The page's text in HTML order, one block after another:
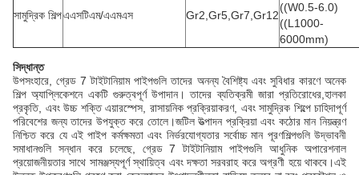
সামুদ্রিক শিল্পএএসটিএম/এএমএস Gr2,Gr5,Gr7,Gr12
((W0.5-6.0)
((L1000-
6000mm)
সিদ্ধান্ত
উপসংহারে, গ্রেড 7 টাইটানিয়াম পাইপগুলি তাদের অনন্য বৈশিষ্ট্য এবং সুবিধার কারণে অনেক
শিল্প অ্যাপ্লিকেশনে একটি গুরুত্বপূর্ণ উপাদান। তাদের ব্যতিক্রমী জারা প্রতিরোধের,হালকা
প্রকৃতি, এবং উচ্চ শক্তি এয়ারস্পেস, রাসায়নিক প্রক্রিয়াকরণ, এবং সামুদ্রিক শিল্পে চাহিদাপূর্ণ
পরিবেশের জন্য তাদের উপযুক্ত করে তোলে।জটিল উত্পাদন প্রক্রিয়া এবং কঠোর মান নিয়ন্ত্রণ
নিশ্চিত করে যে এই পাইপ কর্মক্ষমতা এবং নির্ভরযোগ্যতার সর্বোচ্চ মান পূরণশিল্পগুলি উদ্ভাবনী
সমাধানগুলি সন্ধান করে চলেছে, গ্রেড 7 টাইটানিয়াম পাইপগুলি আধুনিক অপারেশনাল
প্রয়োজনীয়তার সাথে সামঞ্জস্যপূর্ণ স্থায়িত্ব এবং দক্ষতা সরবরাহ করে অগ্রণী হয়ে থাকবে।এই